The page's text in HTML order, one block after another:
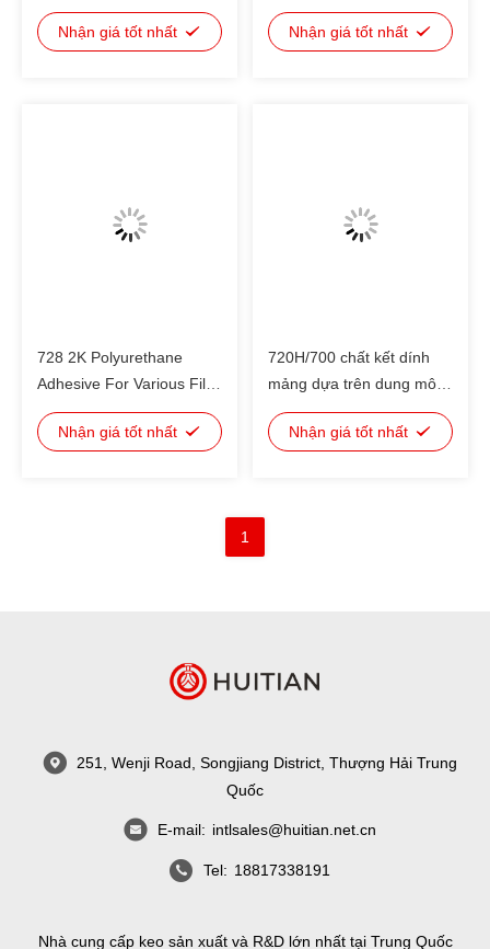
Áp dính cứng nhanh cho
PET/AL/PE,
Nhận giá tốt nhất
dính bao bì linh hoạt Cho
cấu trúc nhôm nhôm
Nhận giá tốt nhất
728 2K Polyurethane
Adhesive For Various Film
/ Film And Film /
Metallized Film Laminates
Nhận giá tốt nhất
720H/700 chất kết dính
mảng dựa trên dung môi
Gói đóng gói linh hoạt
Thích hợp cho nhôm
Nhận giá tốt nhất
1
251, Wenji Road, Songjiang District, Thượng Hải Trung
Quốc
E-mail: intlsales@huitian.net.cn
Tel: 18817338191
Nhà cung cấp keo sản xuất và R&D lớn nhất tại Trung Quốc